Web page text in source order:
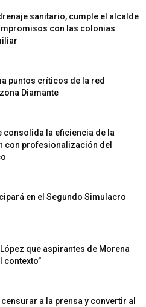
sanitario, cumple el alcalde
con las colonias
puntos críticos de la red
Diamante
consolida la eficiencia de la
con profesionalización del
en el Segundo Simulacro
que aspirantes de Morena
contexto”
a la prensa y convertir al